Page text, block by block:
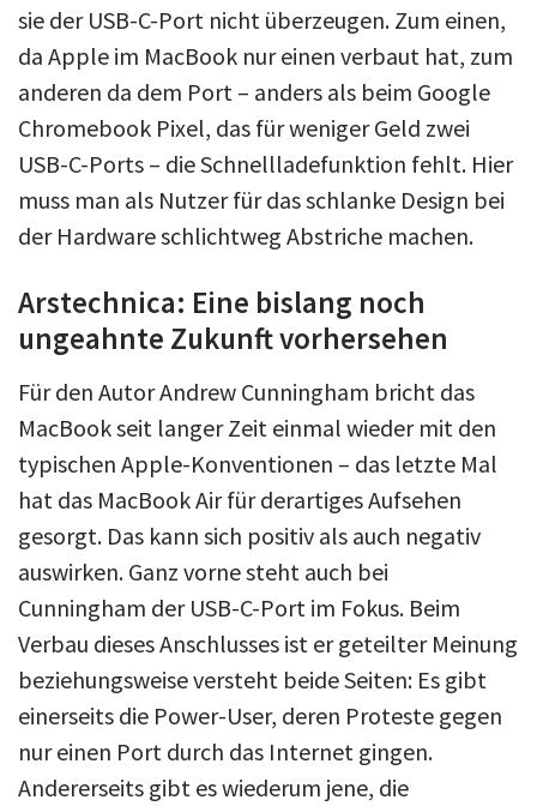
sie der USB-C-Port nicht überzeugen. Zum einen,
da Apple im MacBook nur einen verbaut hat, zum
anderen da dem Port – anders als beim Google
Chromebook Pixel, das für weniger Geld zwei
USB-C-Ports – die Schnellladefunktion fehlt. Hier
muss man als Nutzer für das schlanke Design bei
der Hardware schlichtweg Abstriche machen.
Arstechnica: Eine bislang noch
ungeahnte Zukunft vorhersehen
Für den Autor Andrew Cunningham bricht das
MacBook seit langer Zeit einmal wieder mit den
typischen Apple-Konventionen – das letzte Mal
hat das MacBook Air für derartiges Aufsehen
gesorgt. Das kann sich positiv als auch negativ
auswirken. Ganz vorne steht auch bei
Cunningham der USB-C-Port im Fokus. Beim
Verbau dieses Anschlusses ist er geteilter Meinung
beziehungsweise versteht beide Seiten: Es gibt
einerseits die Power-User, deren Proteste gegen
nur einen Port durch das Internet gingen.
Andererseits gibt es wiederum jene, die